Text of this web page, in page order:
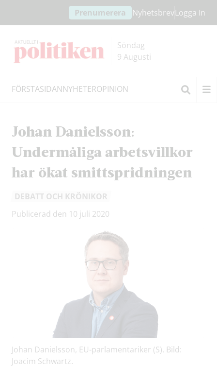
innehållet
headern
Prenumerera NyhetsbrevLogga In
Söndag
9 Augusti
FÖRSTASIDANNYHETEROPINION
Johan Danielsson:
Undermåliga arbetsvillkor
har ökat smittspridningen
DEBATT OCH KRÖNIKOR
Publicerad den 10 juli 2020
Johan Danielsson, EU-parlamentariker (S). Bild:
Joacim Schwartz.